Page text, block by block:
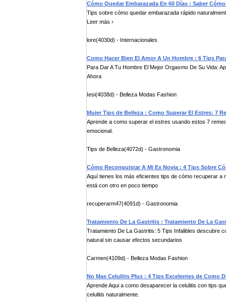
Cómo Quedar Embarazada En 60 Días : Saber
Tips sobre cómo quedar embarazada rápido
Leer más ›
lore(4030d) - Internacionales
Como Hacer Bien El Amor A Un Hombre : 6 Tips
Para Dar A Tu Hombre El Mejor Orgasmo De Su Vida:
Ahora
Iesi(4038d) - Belleza Modas Fashion
Mujer Tips de Belleza : Como Superar El Estres: 7
Aprende a como superar el estres usando estos 7
emocional.
Tips de Belleza(4072d) - Gastronomia
Cómo Reconquistar A Mi Ex Novia : 4 Tips Sobre
Aquí tienes los más eficientes tips de cómo recuperar
está con otro en poco tiempo
recuperarm47(4091d) - Gastronomia
Tratamiento De La Gastritis : Tratamiento De La
Tratamiento De La Gastritis: 5 Tips Infalibles descubre
natural sin causar efectos secundarios
Carmen(4109d) - Belleza Modas Fashion
No Mas Celulitis Plus : 4 Tips Excelentes de Como
Aprende Aqui a como desaparecer la celulitis con tips
celulitis naturalmente.